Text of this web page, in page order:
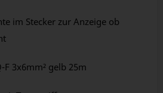
im Stecker zur Anzeige ob
F 3x6mm² gelb 25m